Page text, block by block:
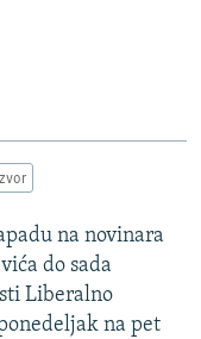
na novinara
do sada
Liberalno
na pet